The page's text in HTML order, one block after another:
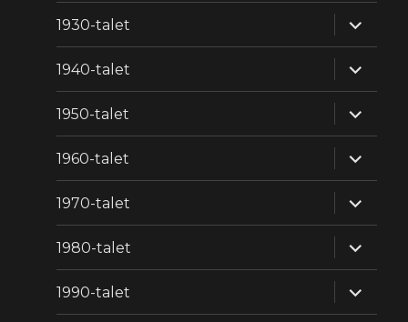
1930-talet
1940-talet
1950-talet
1960-talet
1970-talet
1980-talet
1990-talet